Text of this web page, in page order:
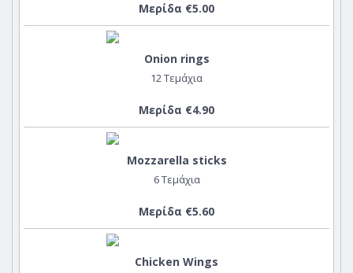
Μερίδα €5.00
Onion rings
12 Τεμάχια
Μερίδα €4.90
Mozzarella sticks
6 Τεμάχια
Μερίδα €5.60
Chicken Wings